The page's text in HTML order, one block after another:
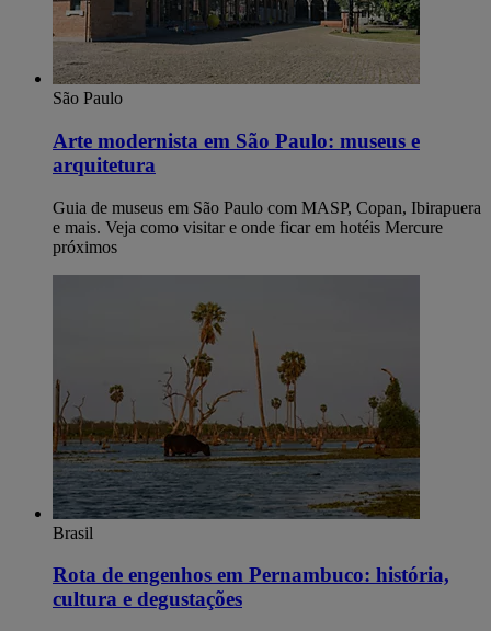
São Paulo
Arte modernista em São Paulo: museus e
arquitetura
Guia de museus em São Paulo com MASP, Copan, Ibirapuera
e mais. Veja como visitar e onde ficar em hotéis Mercure
próximos
Brasil
Rota de engenhos em Pernambuco: história,
cultura e degustações